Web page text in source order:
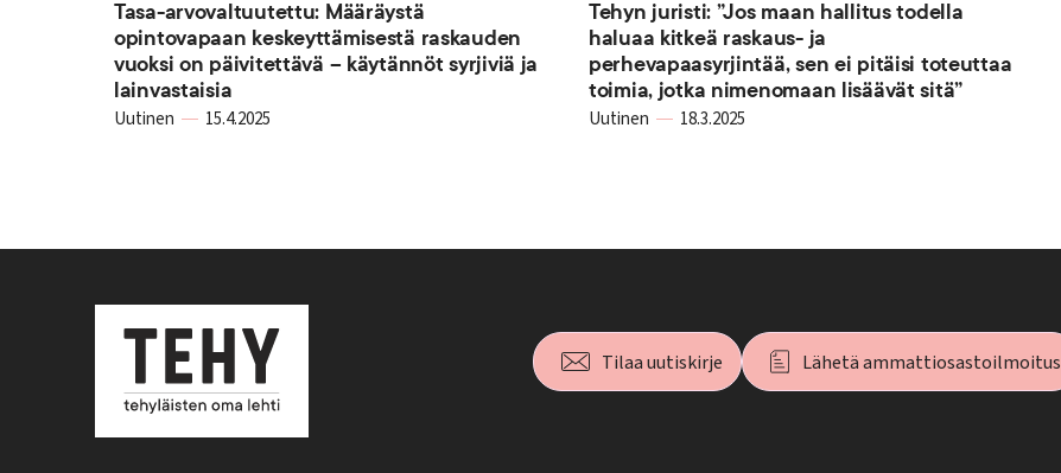
Tasa-arvovaltuutettu: Määräystä
opintovapaan keskeyttämisestä raskauden
vuoksi on päivitettävä – käytännöt syrjiviä ja
lainvastaisia
Uutinen 15.4.2025
Tehyn juristi: ”Jos maan hallitus todella
haluaa kitkeä raskaus- ja
perhevapaasyrjintää, sen ei pitäisi toteuttaa
toimia, jotka nimenomaan lisäävät sitä”
Uutinen 18.3.2025
Tilaa uutiskirje Lähetä ammattiosastoilmoitus